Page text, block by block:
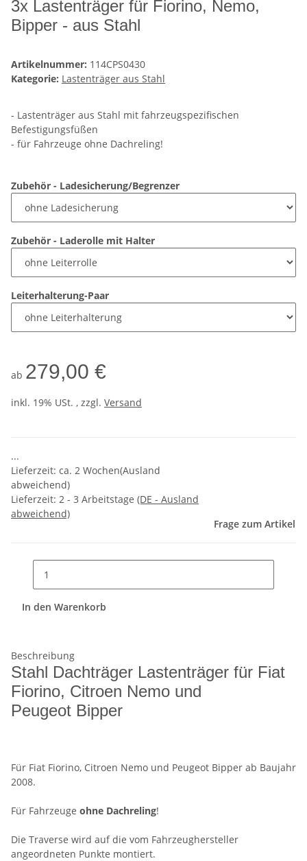
3x Lastenträger für Fiorino, Nemo,
Bipper - aus Stahl
Artikelnummer: 114CPS0430
Kategorie: Lastenträger aus Stahl
- Lastenträger aus Stahl mit fahrzeugspezifischen
Befestigungsfüßen
- für Fahrzeuge ohne Dachreling!
Zubehör - Ladesicherung/Begrenzer
Zubehör - Laderolle mit Halter
Leiterhalterung-Paar
ab 279,00 €
inkl. 19% USt. , zzgl. Versand
...
Lieferzeit: ca. 2 Wochen(Ausland
abweichend)
Lieferzeit: 2 - 3 Arbeitstage (DE - Ausland
abweichend)
Frage zum Artikel
In den Warenkorb
Beschreibung
Stahl Dachträger Lastenträger für Fiat
Fiorino, Citroen Nemo und
Peugeot Bipper
Für Fiat Fiorino, Citroen Nemo und Peugeot Bipper ab Baujahr
2008.
Für Fahrzeuge ohne Dachreling!
Die Traverse wird auf die vom Fahrzeughersteller
angeordneten Punkte montiert.